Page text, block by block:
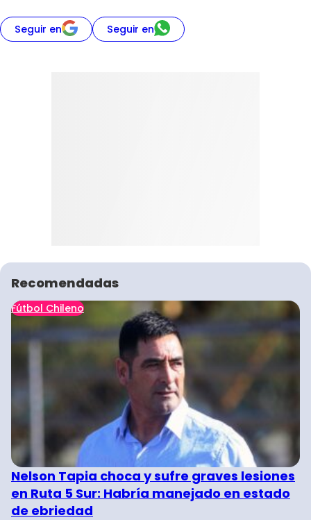
Seguir en Seguir en
Recomendadas
Fútbol Chileno
Nelson Tapia choca y sufre graves lesiones
en Ruta 5 Sur: Habría manejado en estado
de ebriedad